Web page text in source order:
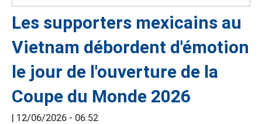
Les supporters mexicains au
Vietnam débordent d'émotion
le jour de l'ouverture de la
Coupe du Monde 2026
| 12/06/2026 - 06:52